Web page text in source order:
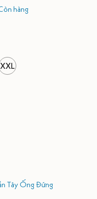
hàng
XXL
Tây Ống Đứng